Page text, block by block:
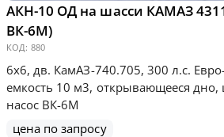
АКН-10 ОД на шасси КАМАЗ
ВК-6М)
КОД: 880
6х6, дв. КамАЗ-740.705, 300 л.с.
емкость 10 м3, открывающееся
насос ВК-6М
цена по запросу